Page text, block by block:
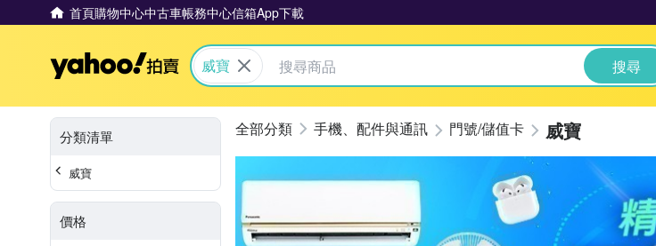
首頁購物中心中古車帳務中心信箱App下載
Yahoo拍賣
威寶 搜尋
分類清單
威寶
價格
手機、配件與通訊 門號/儲值卡 威寶